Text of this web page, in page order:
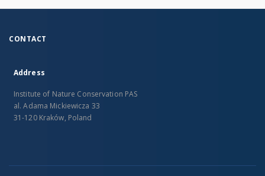
CONTACT
Address
Institute of Nature Conservation PAS
al. Adama Mickiewicza 33
31-120 Kraków, Poland